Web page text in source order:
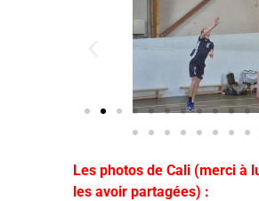
Les photos de Cali (merci à
les avoir partagées) :